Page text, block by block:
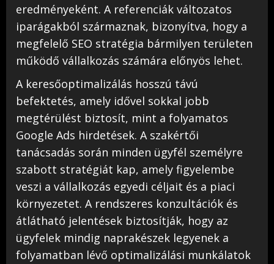
eredményeként. A referenciák változatos
iparágakból származnak, bizonyítva, hogy a
megfelelő SEO stratégia bármilyen területen
működő vállalkozás számára előnyös lehet.
A keresőoptimalizálás hosszú távú
befektetés, amely idővel sokkal jobb
megtérülést biztosít, mint a folyamatos
Google Ads hirdetések. A szakértői
tanácsadás során minden ügyfél személyre
szabott stratégiát kap, amely figyelembe
veszi a vállalkozás egyedi céljait és a piaci
környezetet. A rendszeres konzultációk és
átlátható jelentések biztosítják, hogy az
ügyfelek mindig naprakészek legyenek a
folyamatban lévő optimalizálási munkálatok